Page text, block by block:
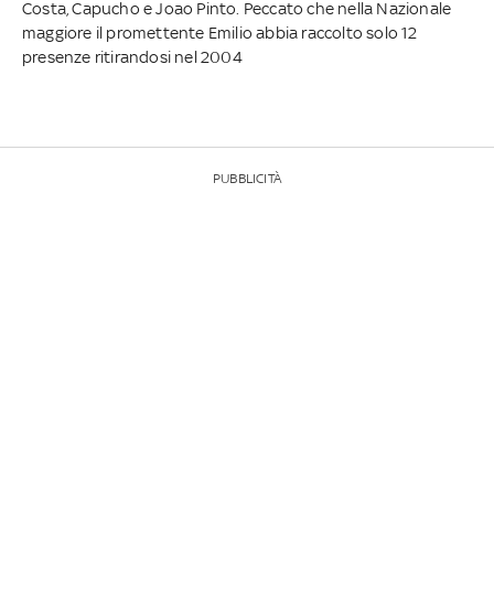
Costa, Capucho e Joao Pinto. Peccato che nella Nazionale
maggiore il promettente Emilio abbia raccolto solo 12
presenze ritirandosi nel 2004
PUBBLICITÀ